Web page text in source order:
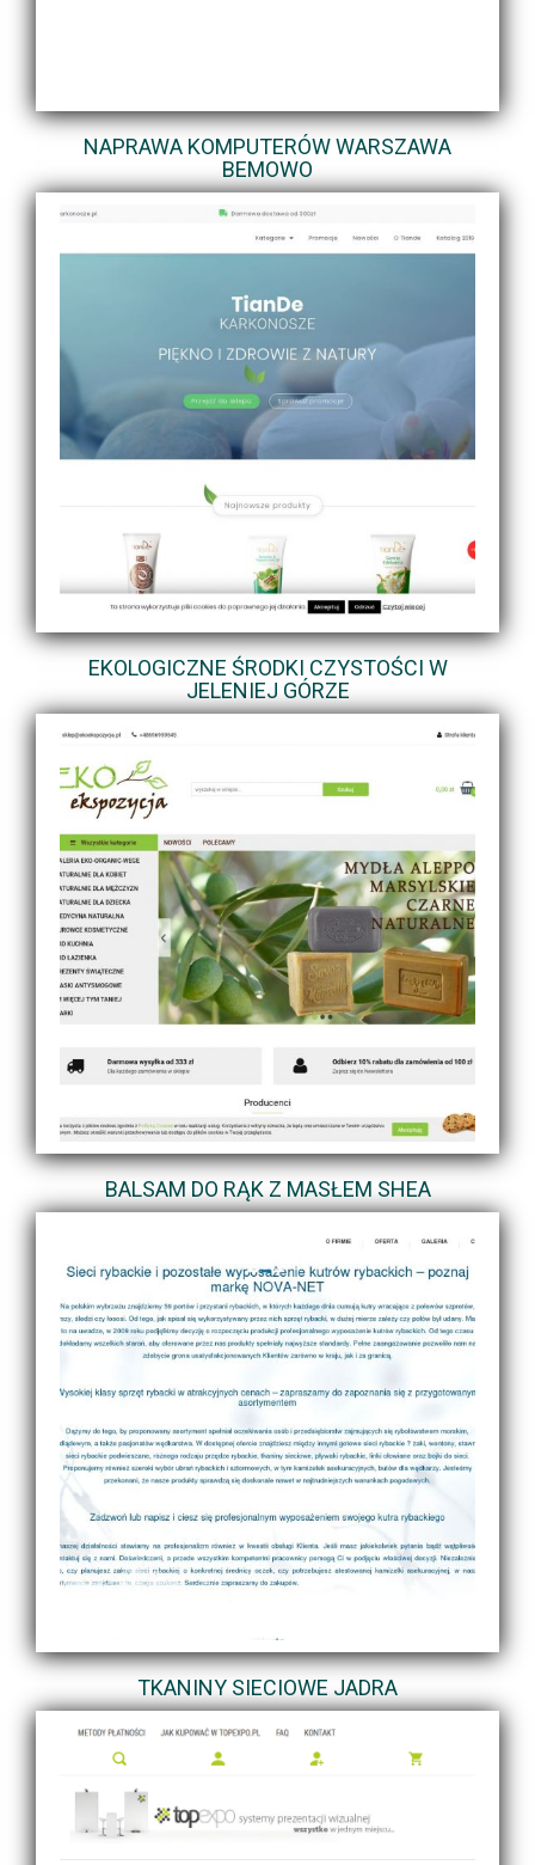
NAPRAWA KOMPUTERÓW WARSZAWA
BEMOWO
EKOLOGICZNE ŚRODKI CZYSTOŚCI W
JELENIEJ GÓRZE
BALSAM DO RĄK Z MASŁEM SHEA
TKANINY SIECIOWE JADRA